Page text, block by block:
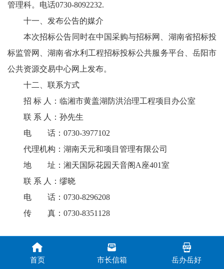
管理科。电话0730-8092232.
十一、发布公告的媒介
本次招标公告同时在中国采购与招标网、湖南省招标投
标监管网、湖南省水利工程招标投标公共服务平台、岳阳市
公共资源交易中心网上发布。
十二、联系方式
招 标 人：临湘市黄盖湖防洪治理工程项目办公室
联 系 人：孙先生
电 话：0730-3977102
代理机构：湖南天元和项目管理有限公司
地 址：湘天国际花园天音阁A座401室
联 系 人：缪晓
电 话：0730-8296208
传 真：0730-8351128
首页 市长信箱 岳办岳好